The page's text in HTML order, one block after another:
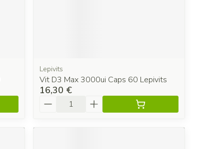
Lepivits
Vit D3 Max 3000ui Caps 60 Lepivits
16,30 €
Quantité